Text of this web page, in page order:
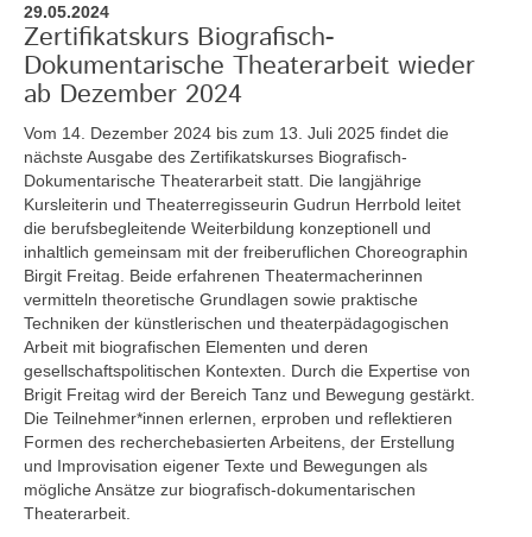
29.05.2024
Zertifikatskurs Biografisch-
Dokumentarische Theaterarbeit wieder
ab Dezember 2024
Vom 14. Dezember 2024 bis zum 13. Juli 2025 findet die
nächste Ausgabe des Zertifikatskurses Biografisch-
Dokumentarische Theaterarbeit statt. Die langjährige
Kursleiterin und Theaterregisseurin Gudrun Herrbold leitet
die berufsbegleitende Weiterbildung konzeptionell und
inhaltlich gemeinsam mit der freiberuflichen Choreographin
Birgit Freitag. Beide erfahrenen Theatermacherinnen
vermitteln theoretische Grundlagen sowie praktische
Techniken der künstlerischen und theaterpädagogischen
Arbeit mit biografischen Elementen und deren
gesellschaftspolitischen Kontexten. Durch die Expertise von
Brigit Freitag wird der Bereich Tanz und Bewegung gestärkt.
Die Teilnehmer*innen erlernen, erproben und reflektieren
Formen des recherchebasierten Arbeitens, der Erstellung
und Improvisation eigener Texte und Bewegungen als
mögliche Ansätze zur biografisch-dokumentarischen
Theaterarbeit.